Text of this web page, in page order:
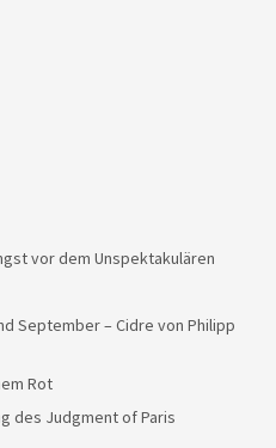
vor dem Unspektakulären
September – Cidre von Philipp
Rot
des Judgment of Paris